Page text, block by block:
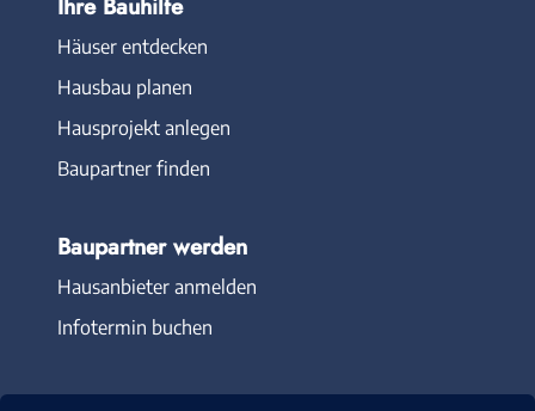
Ihre Bauhilfe
Häuser entdecken
Hausbau planen
Hausprojekt anlegen
Baupartner finden
Baupartner werden
Hausanbieter anmelden
Infotermin buchen